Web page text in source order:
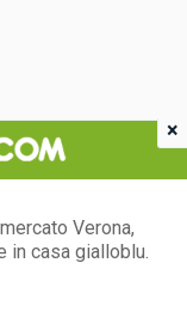
Verona,
in casa gialloblu.
×